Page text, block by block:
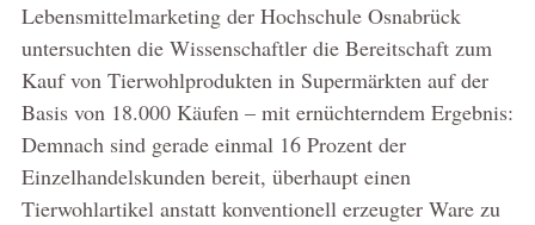
Lebensmittelmarketing der Hochschule Osnabrück
untersuchten die Wissenschaftler die Bereitschaft zum
Kauf von Tierwohlprodukten in Supermärkten auf der
Basis von 18.000 Käufen – mit ernüchterndem Ergebnis:
Demnach sind gerade einmal 16 Prozent der
Einzelhandelskunden bereit, überhaupt einen
Tierwohlartikel anstatt konventionell erzeugter Ware zu